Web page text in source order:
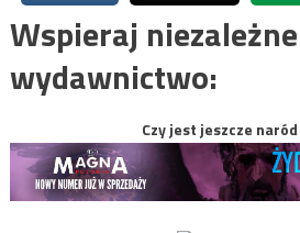
Wspieraj niezależne
wydawnictwo:
Czy jest jeszcze